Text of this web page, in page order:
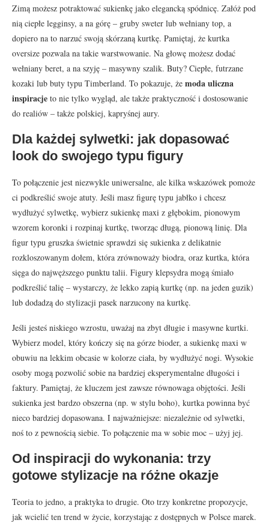
Zimą możesz potraktować sukienkę jako elegancką spódnicę. Załóż pod
nią ciepłe legginsy, a na górę – gruby sweter lub wełniany top, a
dopiero na to narzuć swoją skórzaną kurtkę. Pamiętaj, że kurtka
oversize pozwala na takie warstwowanie. Na głowę możesz dodać
wełniany beret, a na szyję – masywny szalik. Buty? Ciepłe, futrzane
kozaki lub buty typu Timberland. To pokazuje, że moda uliczna
inspiracje to nie tylko wygląd, ale także praktyczność i dostosowanie
do realiów – także polskiej, kapryśnej aury.
Dla każdej sylwetki: jak dopasować
look do swojego typu figury
To połączenie jest niezwykle uniwersalne, ale kilka wskazówek pomoże
ci podkreślić swoje atuty. Jeśli masz figurę typu jabłko i chcesz
wydłużyć sylwetkę, wybierz sukienkę maxi z głębokim, pionowym
wzorem koronki i rozpinaj kurtkę, tworząc długą, pionową linię. Dla
figur typu gruszka świetnie sprawdzi się sukienka z delikatnie
rozkloszowanym dołem, która zrównoważy biodra, oraz kurtka, która
sięga do najwęższego punktu talii. Figury klepsydra mogą śmiało
podkreślić talię – wystarczy, że lekko zapią kurtkę (np. na jeden guzik)
lub dodadzą do stylizacji pasek narzucony na kurtkę.
Jeśli jesteś niskiego wzrostu, uważaj na zbyt długie i masywne kurtki.
Wybierz model, który kończy się na górze bioder, a sukienkę maxi w
obuwiu na lekkim obcasie w kolorze ciała, by wydłużyć nogi. Wysokie
osoby mogą pozwolić sobie na bardziej eksperymentalne długości i
faktury. Pamiętaj, że kluczem jest zawsze równowaga objętości. Jeśli
sukienka jest bardzo obszerna (np. w stylu boho), kurtka powinna być
nieco bardziej dopasowana. I najważniejsze: niezależnie od sylwetki,
noś to z pewnością siebie. To połączenie ma w sobie moc – użyj jej.
Od inspiracji do wykonania: trzy
gotowe stylizacje na różne okazje
Teoria to jedno, a praktyka to drugie. Oto trzy konkretne propozycje,
jak wcielić ten trend w życie, korzystając z dostępnych w Polsce marek.